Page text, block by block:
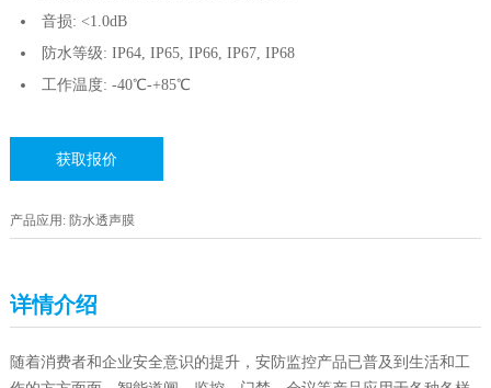
音损: <1.0dB
防水等级: IP64, IP65, IP66, IP67, IP68
工作温度: -40℃-+85℃
获取报价
产品应用: 防水透声膜
详情介绍
随着消费者和企业安全意识的提升，安防监控产品已普及到生活和工